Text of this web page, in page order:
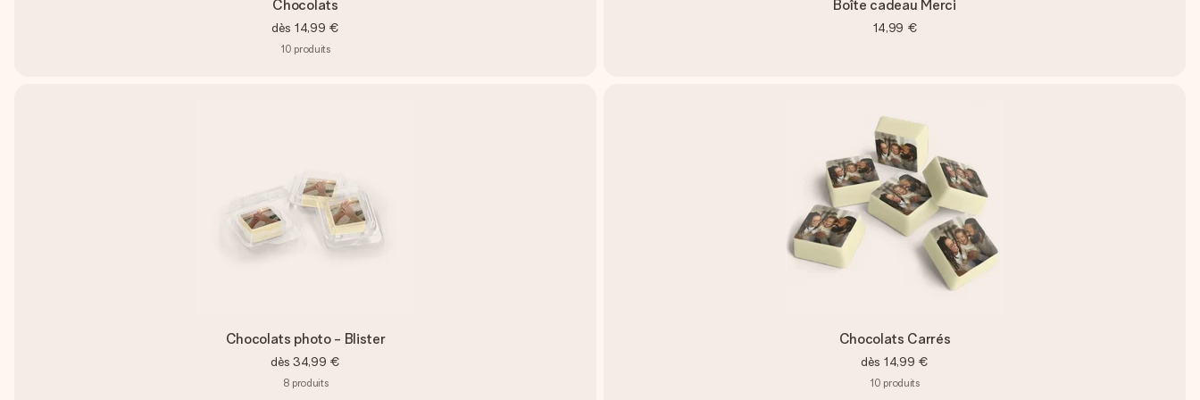
Chocolats
dès 14,99 €
10 produits
Boîte cadeau Merci
14,99 €
Chocolats photo - Blister
dès 34,99 €
8 produits
Chocolats Carrés
dès 14,99 €
10 produits